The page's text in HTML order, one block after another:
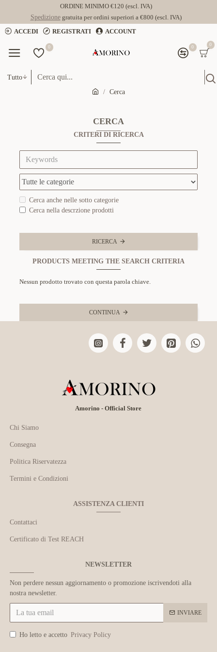
ORDINE MINIMO €120 (escl. IVA)
Spedizionegratuita per ordini superiori a €800 (escl. IVA)
ACCEDI
REGISTRATI ACCOUNT
0 0 0
Tutto
Cerca
CERCA
CRITERI DI RICERCA
Cerca anche nelle sotto categorie
Cerca nella descrzione prodotti
RICERCA
PRODUCTS MEETING THE SEARCH CRITERIA
Nessun prodotto trovato con questa parola chiave.
CONTINUA
Amorino - Official Store
Chi Siamo
Consegna
Politica Riservatezza
Termini e Condizioni
ASSISTENZA CLIENTI
Contattaci
Certificato di Test REACH
NEWSLETTER
Non perdere nessun aggiornamento o promozione iscrivendoti alla
nostra newsletter.
INVIARE
Ho letto e accetto Privacy Policy